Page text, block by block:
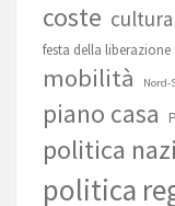
coste cultura
festa della liberazione
mobilità Nord-
piano casa
politica
politica